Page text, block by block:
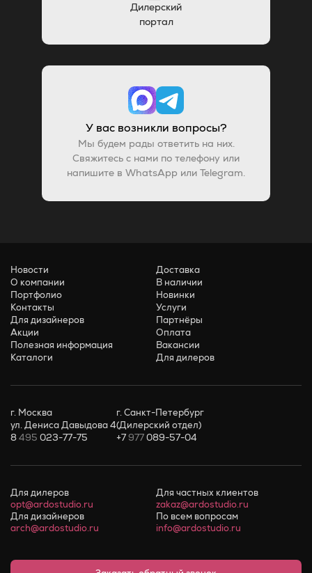
Дилерский
портал
У вас возникли вопросы?
Мы будем рады ответить на них.
Свяжитесь с нами по телефону или
напишите в WhatsApp или Telegram.
Новости
О компании
Портфолио
Контакты
Для дизайнеров
Акции
Полезная информация
Каталоги
Доставка
В наличии
Новинки
Услуги
Партнёры
Оплата
Вакансии
Для дилеров
г. Москва
ул. Дениса Давыдова 4
8495 023-77-75
г. Санкт-Петербург
(Дилерский отдел)
+7977089-57-04
Для дилеров
opt@ardostudio.ru
Для частных клиентов
zakaz@ardostudio.ru
Для дизайнеров
arch@ardostudio.ru
По всем вопросам
info@ardostudio.ru